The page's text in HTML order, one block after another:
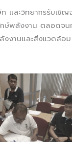
และวิทยากรรับเ
ษ์พลังงาน ตลอดจ
งงานและสิ่งแวดล้อม